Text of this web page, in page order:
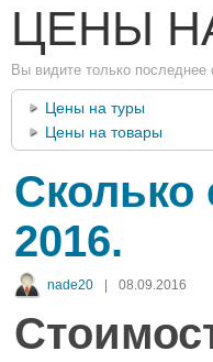
ЦЕНЫ
Вы видите только последнее
Цены на туры
Цены на товары
Сколько
2016.
nade20 | 08.09.2016